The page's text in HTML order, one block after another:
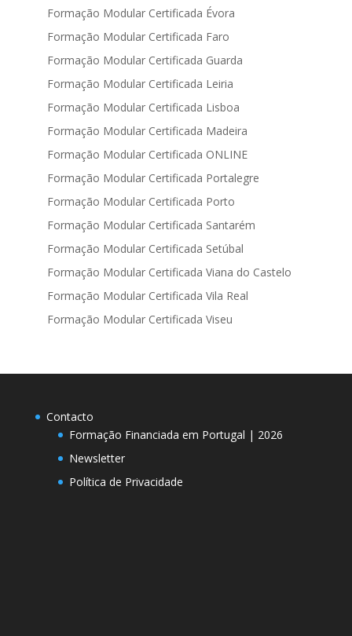
Formação Modular Certificada Évora
Formação Modular Certificada Faro
Formação Modular Certificada Guarda
Formação Modular Certificada Leiria
Formação Modular Certificada Lisboa
Formação Modular Certificada Madeira
Formação Modular Certificada ONLINE
Formação Modular Certificada Portalegre
Formação Modular Certificada Porto
Formação Modular Certificada Santarém
Formação Modular Certificada Setúbal
Formação Modular Certificada Viana do Castelo
Formação Modular Certificada Vila Real
Formação Modular Certificada Viseu
Contacto
Formação Financiada em Portugal | 2026
Newsletter
Política de Privacidade